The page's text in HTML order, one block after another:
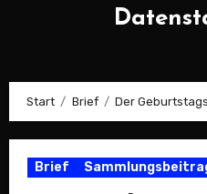
Start Brief Der
Brief